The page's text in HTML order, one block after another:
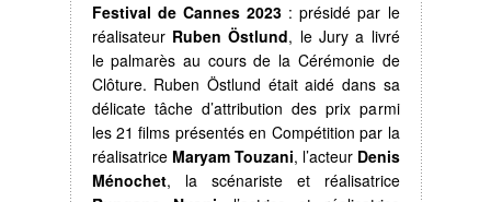
Festival de Cannes 2023: présidé par le
réalisateur Ruben Östlund, le Jury a livré
le palmarès au cours de la Cérémonie de
Clôture. Ruben Östlund était aidé dans sa
délicate tâche d’attribution des prix parmi
les 21 films présentés en Compétition par la
réalisatrice Maryam Touzani, l’acteur Denis
Ménochet, la scénariste et réalisatrice